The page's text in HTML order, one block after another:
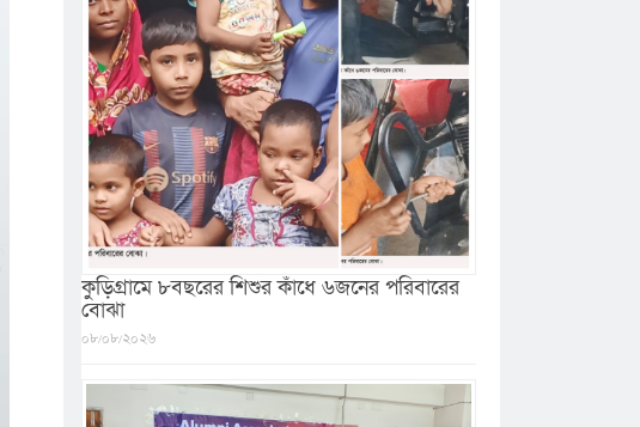
কুড়িগ্রামে ৮বছরের শিশুর কাঁধে ৬জনের পরিবারের
বোঝা
০৮/০৮/২০২৬